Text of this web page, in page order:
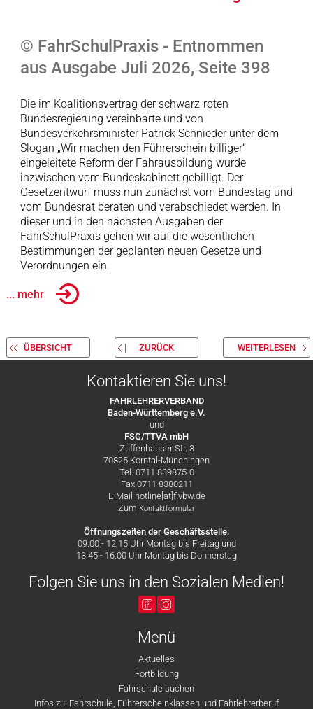
© FahrSchulPraxis - Entnommen
aus Ausgabe Juli 2026, Seite 398
Die im Koalitionsvertrag der schwarz-roten
Bundesregierung vereinbarte und von
Bundesverkehrsminister Patrick Schnieder unter dem
Slogan „Wir machen den Führerschein billiger“
eingeleitete Reform der Fahrausbildung wurde
inzwischen vom Bundeskabinett gebilligt. Der
Gesetzentwurf muss nun zunächst vom Bundestag und
vom Bundesrat beraten und verabschiedet werden. In
dieser und in den nächsten Ausgaben der
FahrSchulPraxis gehen wir auf die wesentlichen
Bestimmungen der geplanten neuen Gesetze und
Verordnungen ein.
... mehr
ÜBERSICHT ZURÜCK WEITERLESEN
Kontaktieren Sie uns!
FAHRLEHRERVERBAND
Baden-Württemberg e.V.
und
FSG/TTVA mbH
Zuffenhauser Str. 3
70825 Korntal-Münchingen
Tel. 0711 839875-0
Fax 0711 8380211
E-Mail hotline[at]flvbw.de
Zum Kontaktformular
Öffnungszeiten der Geschäftsstelle:
09.00 - 12.15 Uhr Montag bis Freitag und
13.45 - 16.00 Uhr Montag bis Donnerstag
Folgen Sie uns in den Sozialen Medien!
Menü
Aktuelles
Fortbildung
Fahrschule suchen
Infos zu: Fahrschule, Führerscheinklassen und Fahrlehrerberuf